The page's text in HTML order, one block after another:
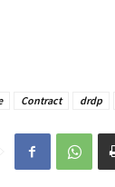
Contract drdp